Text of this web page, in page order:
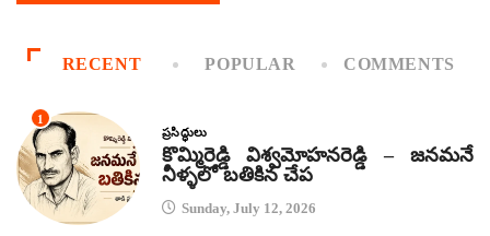
RECENT POPULAR COMMENTS
1
ప్రసిద్ధులు
కొమ్మిరెడ్డి విశ్వమోహనరెడ్డి – జనమనే
నీళ్ళలో బతికిన చేప
Sunday, July 12, 2026